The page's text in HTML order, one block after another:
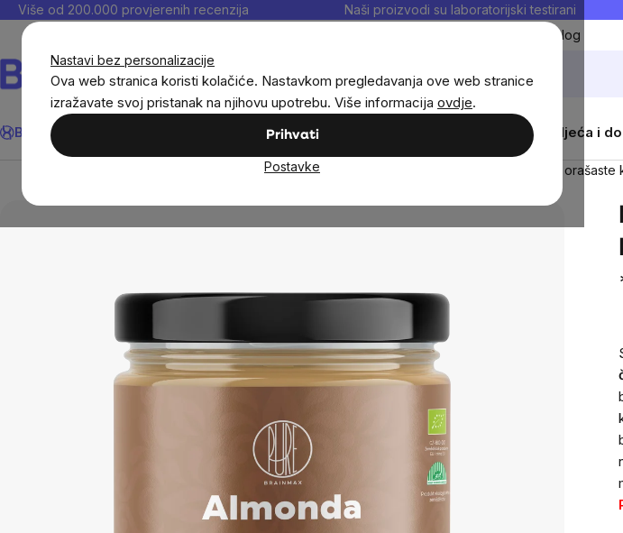
Nastavi bez personalizacije
Ova web stranica koristi kolačiće. Nastavkom pregledavanja ove web stranice
izražavate svoj pristanak na njihovu upotrebu. Više informacija ovdje.
Prihvati
Postavke
Preskoči
Više od 200.000 provjerenih recenzija Naši proizvodi su laboratorijski testirani
Blog
Traži
BrainMax® Dodaci prehraniNoviteti Sportska odjeća i
Orašasti namazi, džemovi i marmelade Slatke orašaste